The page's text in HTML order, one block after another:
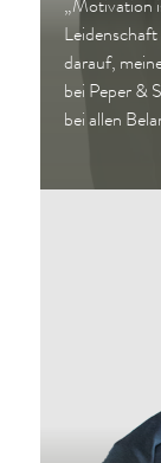
„Motivation
darauf,
bei Peper &
bei allen